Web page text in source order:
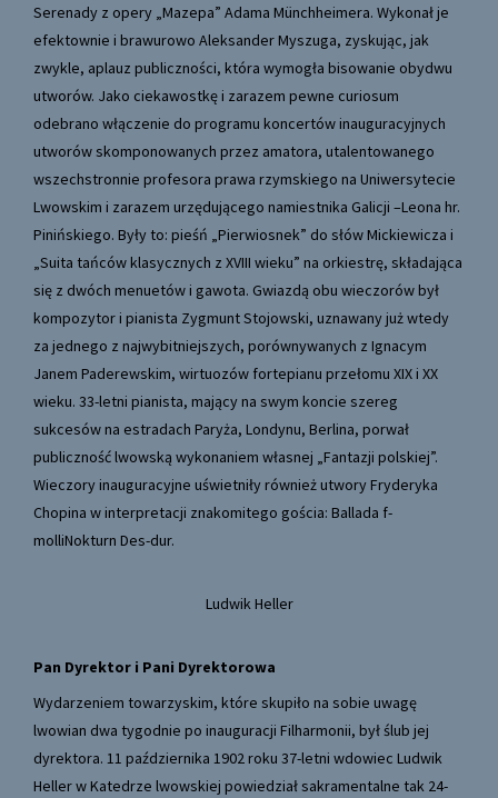
Serenady z opery „Mazepa” Adama Münchheimera. Wykonał je
efektownie i brawurowo Aleksander Myszuga, zyskując, jak
zwykle, aplauz publiczności, która wymogła bisowanie obydwu
utworów. Jako ciekawostkę i zarazem pewne curiosum
odebrano włączenie do programu koncertów inauguracyjnych
utworów skomponowanych przez amatora, utalentowanego
wszechstronnie profesora prawa rzymskiego na Uniwersytecie
Lwowskim i zarazem urzędującego namiestnika Galicji –Leona hr.
Pinińskiego. Były to: pieśń „Pierwiosnek” do słów Mickiewicza i
„Suita tańców klasycznych z XVIII wieku” na orkiestrę, składająca
się z dwóch menuetów i gawota. Gwiazdą obu wieczorów był
kompozytor i pianista Zygmunt Stojowski, uznawany już wtedy
za jednego z najwybitniejszych, porównywanych z Ignacym
Janem Paderewskim, wirtuozów fortepianu przełomu XIX i XX
wieku. 33-letni pianista, mający na swym koncie szereg
sukcesów na estradach Paryża, Londynu, Berlina, porwał
publiczność lwowską wykonaniem własnej „Fantazji polskiej”.
Wieczory inauguracyjne uświetniły również utwory Fryderyka
Chopina w interpretacji znakomitego gościa: Ballada f-
molliNokturn Des-dur.
Ludwik Heller
Pan Dyrektor i Pani Dyrektorowa
Wydarzeniem towarzyskim, które skupiło na sobie uwagę
lwowian dwa tygodnie po inauguracji Filharmonii, był ślub jej
dyrektora. 11 października 1902 roku 37-letni wdowiec Ludwik
Heller w Katedrze lwowskiej powiedział sakramentalne tak 24-